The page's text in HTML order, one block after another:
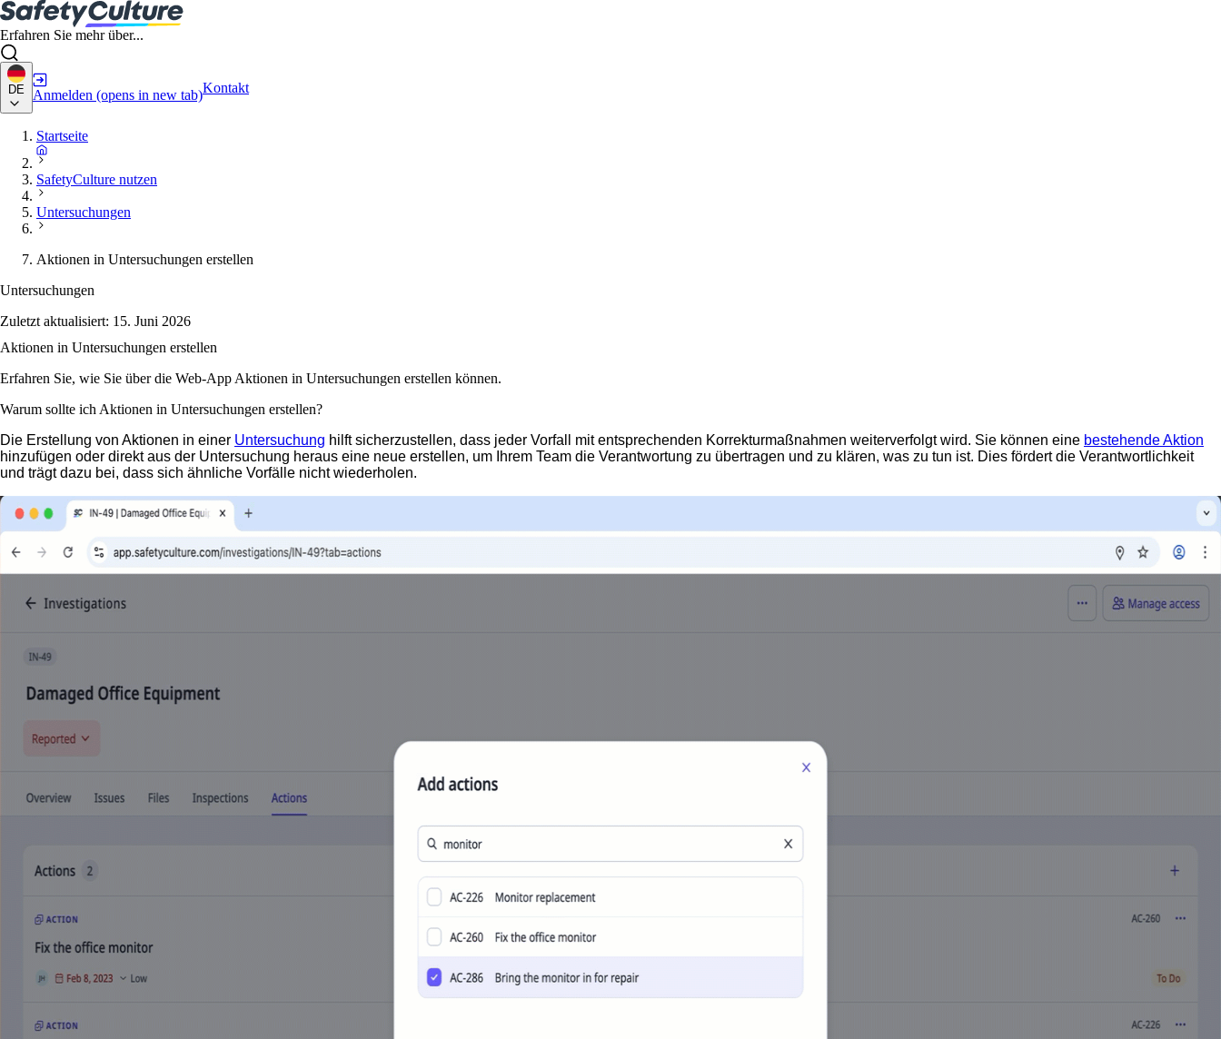
Erfahren Sie mehr über...
DE Anmelden (opens in new tab)Kontakt
Startseite
SafetyCulture nutzen
Untersuchungen
Aktionen in Untersuchungen erstellen
Untersuchungen
Zuletzt aktualisiert: 15. Juni 2026
Aktionen in Untersuchungen erstellen
Erfahren Sie, wie Sie über die Web-App Aktionen in Untersuchungen erstellen können.
Warum sollte ich Aktionen in Untersuchungen erstellen?
Die Erstellung von Aktionen in einer Untersuchung hilft sicherzustellen, dass jeder Vorfall mit entsprechenden Korrekturmaßnahmen weiterverfolgt wird. Sie können eine bestehende Aktion
hinzufügen oder direkt aus der Untersuchung heraus eine neue erstellen, um Ihrem Team die Verantwortung zu übertragen und zu klären, was zu tun ist. Dies fördert die Verantwortlichkeit
und trägt dazu bei, dass sich ähnliche Vorfälle nicht wiederholen.